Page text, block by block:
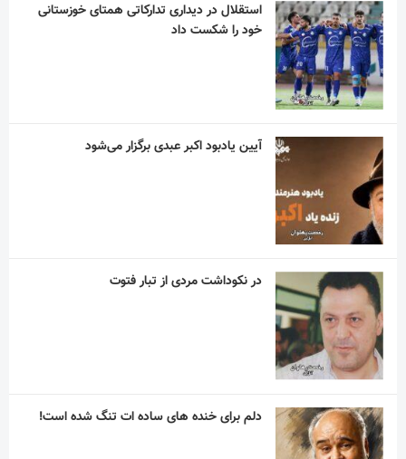
استقلال در دیداری تدارکاتی همتای خوزستانی
خود را شکست داد
آیین یادبود اکبر عبدی برگزار می‌شود
در نکوداشت مردی از تبار فتوت
دلم برای خنده های ساده ات تنگ شده است!